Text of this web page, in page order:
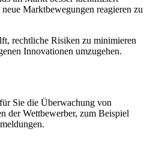
Marktbewegungen reagieren zu
rechtliche Risiken zu minimieren
Innovationen umzugehen.
Sie die Überwachung von
der Wettbewerber, zum Beispiel